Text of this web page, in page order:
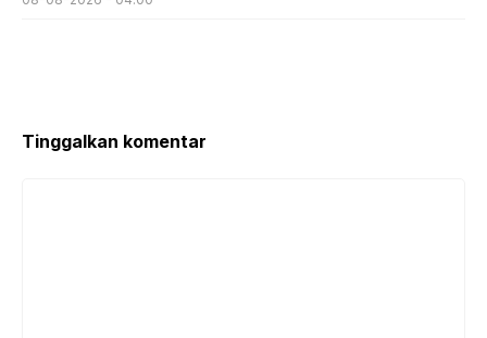
Tinggalkan komentar